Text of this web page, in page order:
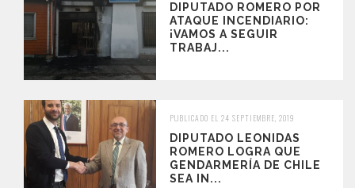
DIPUTADO ROMERO POR
ATAQUE INCENDIARIO:
¡VAMOS A SEGUIR
TRABAJ...
PUBLICADO EL 24 SEPTIEMBRE, 2019
DIPUTADO LEONIDAS
ROMERO LOGRA QUE
GENDARMERÍA DE CHILE
SEA IN...